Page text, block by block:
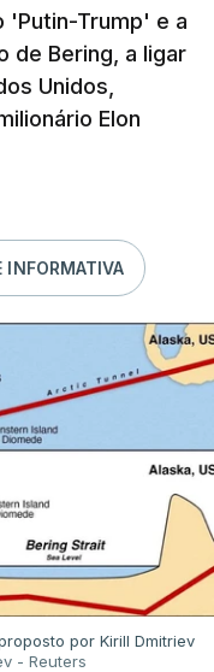
'Putin-Trump' e a
de Bering, a ligar
Unidos,
Elon
INFORMATIVA
por Kirill Dmitriev
- Reuters